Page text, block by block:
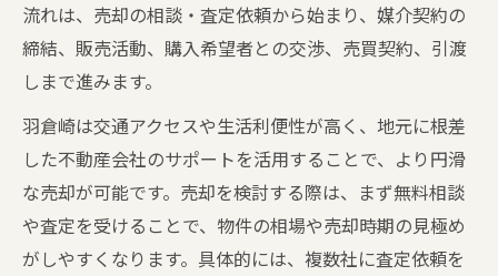
流れは、売却の相談・査定依頼から始まり、媒介契約の
締結、販売活動、購入希望者との交渉、売買契約、引渡
しまで進みます。
羽倉崎は交通アクセスや生活利便性が高く、地元に根差
した不動産会社のサポートを活用することで、より円滑
な売却が可能です。売却を検討する際は、まず無料相談
や査定を受けることで、物件の相場や売却時期の見極め
がしやすくなります。具体的には、複数社に査定依頼を